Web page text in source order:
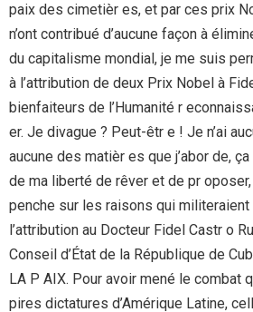
paix des cimetièr es, et par ces prix
n’ont contribué d’aucune façon à
du capitalisme mondial, je me suis
à l’attribution de deux Prix Nobel à
bienfaiteurs de l’Humanité r
er. Je divague ? Peut-êtr e ! Je n’ai
aucune des matièr es que j’abor de,
de ma liberté de rêver et de pr oposer,
penche sur les raisons qui militeraient
l’attribution au Docteur Fidel Castr o
Conseil d’État de la République de
LA P AIX. Pour avoir mené le combat
pires dictatures d’Amérique Latine,